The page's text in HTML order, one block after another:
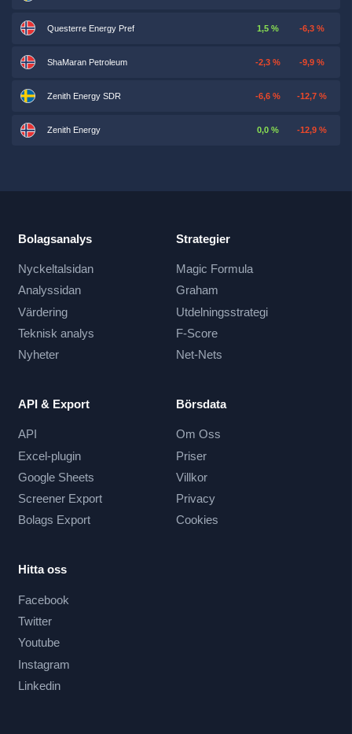
Questerre Energy Pref 1,5 % -6,3 %
ShaMaran Petroleum -2,3 % -9,9 %
Zenith Energy SDR -6,6 % -12,7 %
Zenith Energy 0,0 % -12,9 %
Bolagsanalys
Nyckeltalsidan
Analyssidan
Värdering
Teknisk analys
Nyheter
Strategier
Magic Formula
Graham
Utdelningsstrategi
F-Score
Net-Nets
API & Export
API
Excel-plugin
Google Sheets
Screener Export
Bolags Export
Börsdata
Om Oss
Priser
Villkor
Privacy
Cookies
Hitta oss
Facebook
Twitter
Youtube
Instagram
Linkedin